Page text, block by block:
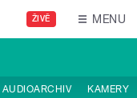
ŽIVĚ MENU
AUDIOARCHIV KAMERY